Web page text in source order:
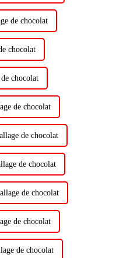
de chocolat
chocolat
chocolat
de chocolat
de chocolat
de chocolat
de chocolat
de chocolat
de chocolat